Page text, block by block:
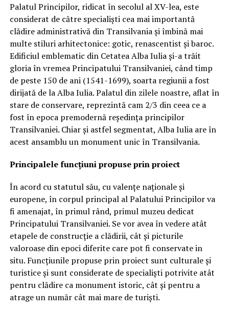
Palatul Principilor, ridicat în secolul al XV-lea, este
considerat de către specialiști cea mai importantă
clădire administrativă din Transilvania și îmbină mai
multe stiluri arhitectonice: gotic, renascentist și baroc.
Edificiul emblematic din Cetatea Alba Iulia şi-a trăit
gloria în vremea Principatului Transilvaniei, când timp
de peste 150 de ani (1541-1699), soarta regiunii a fost
dirijată de la Alba Iulia. Palatul din zilele noastre, aflat în
stare de conservare, reprezintă cam 2/3 din ceea ce a
fost în epoca premodernă reşedinţa principilor
Transilvaniei. Chiar şi astfel segmentat, Alba Iulia are în
acest ansamblu un monument unic în Transilvania.
Principalele funcțiuni propuse prin proiect
În acord cu statutul său, cu valențe naționale și
europene, în corpul principal al Palatului Principilor va
fi amenajat, în primul rând, primul muzeu dedicat
Principatului Transilvaniei. Se vor avea în vedere atât
etapele de construcție a clădirii, cât și picturile
valoroase din epoci diferite care pot fi conservate in
situ. Funcțiunile propuse prin proiect sunt culturale și
turistice și sunt considerate de specialiști potrivite atât
pentru clădire ca monument istoric, cât și pentru a
atrage un număr cât mai mare de turiști.